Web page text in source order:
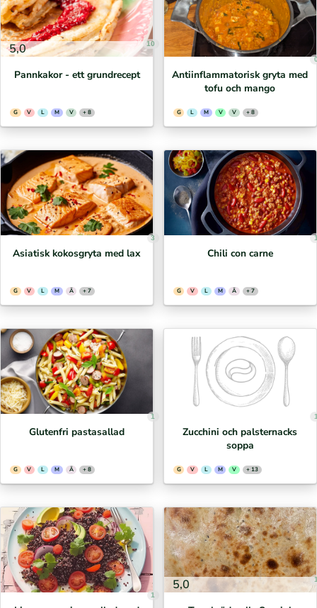
5,0 10
Pannkakor - ett grundrecept
G V L M V + 8
Antiinflammatorisk gryta med
tofu och mango
G L M V V + 8
3
Asiatisk kokosgryta med lax
G V L M Ä + 7
Chili con carne
G V L M Ä + 7
1
Glutenfri pastasallad
G V L M Ä + 8
Zucchini och palsternacks
soppa
G V L M V + 13
1
5,0